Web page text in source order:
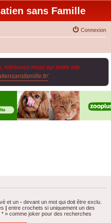
sans Famille
Connexion
retrouvez-nous sur notre site :
.
et un - devant un mot qui doit être exclu.
| entre crochets si uniquement un des
» comme joker pour des recherches